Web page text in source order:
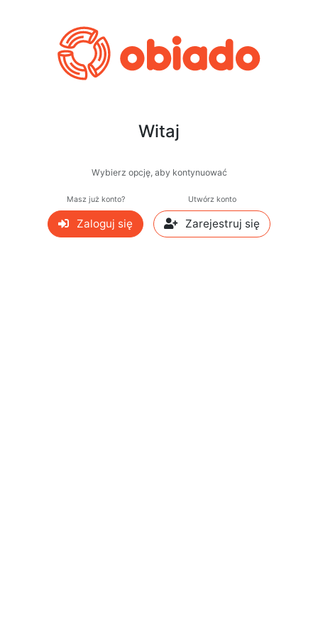
Witaj
Wybierz opcję, aby kontynuować
Masz już konto?
Zaloguj się
Utwórz konto
Zarejestruj się